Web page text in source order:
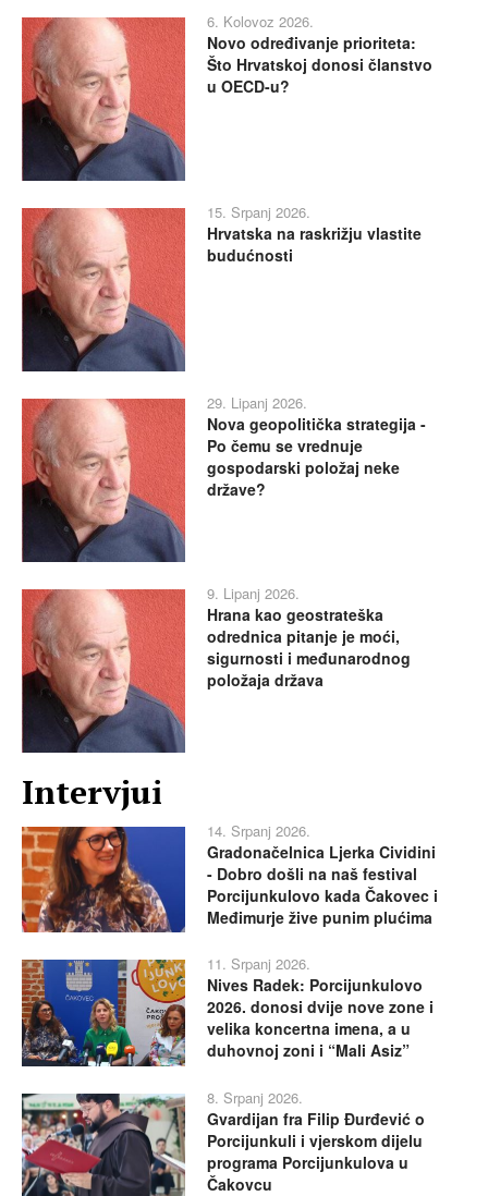
6. Kolovoz 2026.
Novo određivanje prioriteta:
Što Hrvatskoj donosi članstvo
u OECD-u?
15. Srpanj 2026.
Hrvatska na raskrižju vlastite
budućnosti
29. Lipanj 2026.
Nova geopolitička strategija -
Po čemu se vrednuje
gospodarski položaj neke
države?
9. Lipanj 2026.
Hrana kao geostrateška
odrednica pitanje je moći,
sigurnosti i međunarodnog
položaja država
Intervjui
14. Srpanj 2026.
Gradonačelnica Ljerka Cividini
- Dobro došli na naš festival
Porcijunkulovo kada Čakovec i
Međimurje žive punim plućima
11. Srpanj 2026.
Nives Radek: Porcijunkulovo
2026. donosi dvije nove zone i
velika koncertna imena, a u
duhovnoj zoni i “Mali Asiz”
8. Srpanj 2026.
Gvardijan fra Filip Đurđević o
Porcijunkuli i vjerskom dijelu
programa Porcijunkulova u
Čakovcu